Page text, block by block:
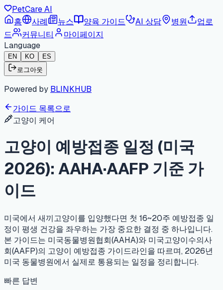
PetCare AI
홈
사례 뉴스 양육 가이드 AI 상담 병원
업로
드
커뮤니티
마이페이지
Language
EN KO
ES
로그아웃
Powered by BLINKHUB
가이드 목록으로
고양이 케어
고양이 예방접종 일정 (미국
2026): AAHA·AAFP 기준 가
이드
미국에서 새끼고양이를 입양했다면 첫 16~20주 예방접종 일
정이 평생 건강을 좌우하는 가장 중요한 결정 중 하나입니다.
본 가이드는 미국동물병원협회(AAHA)와 미국고양이수의사
회(AAFP)의 고양이 예방접종 가이드라인을 따르며, 2026년
미국 동물병원에서 실제로 통용되는 일정을 정리합니다.
빠른 답변